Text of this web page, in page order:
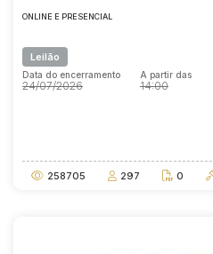
ONLINE E PRESENCIAL
Leilão
Data do encerramento
24/07/2026
A partir das
14:00
258705 297 0